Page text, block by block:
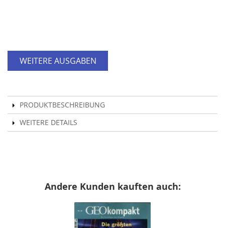
WEITERE AUSGABEN
PRODUKTBESCHREIBUNG
WEITERE DETAILS
Andere Kunden kauften auch: